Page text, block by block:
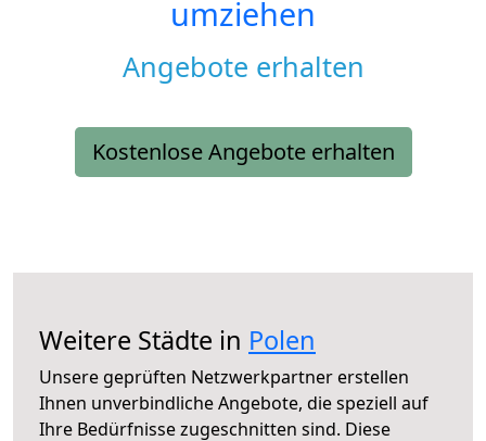
umziehen
Angebote erhalten
Kostenlose Angebote erhalten
Weitere Städte in Polen
Unsere geprüften Netzwerkpartner erstellen
Ihnen unverbindliche Angebote, die speziell auf
Ihre Bedürfnisse zugeschnitten sind. Diese